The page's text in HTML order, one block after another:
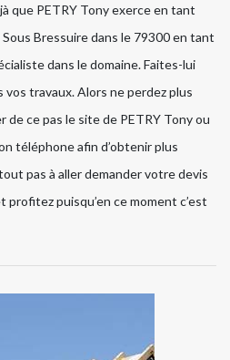
que PETRY Tony exerce en tant
Bressuire dans le 79300 en tant
dans le domaine. Faites-lui
travaux. Alors ne perdez plus
ce pas le site de PETRY Tony ou
téléphone afin d’obtenir plus
pas à aller demander votre devis
puisqu’en ce moment c’est